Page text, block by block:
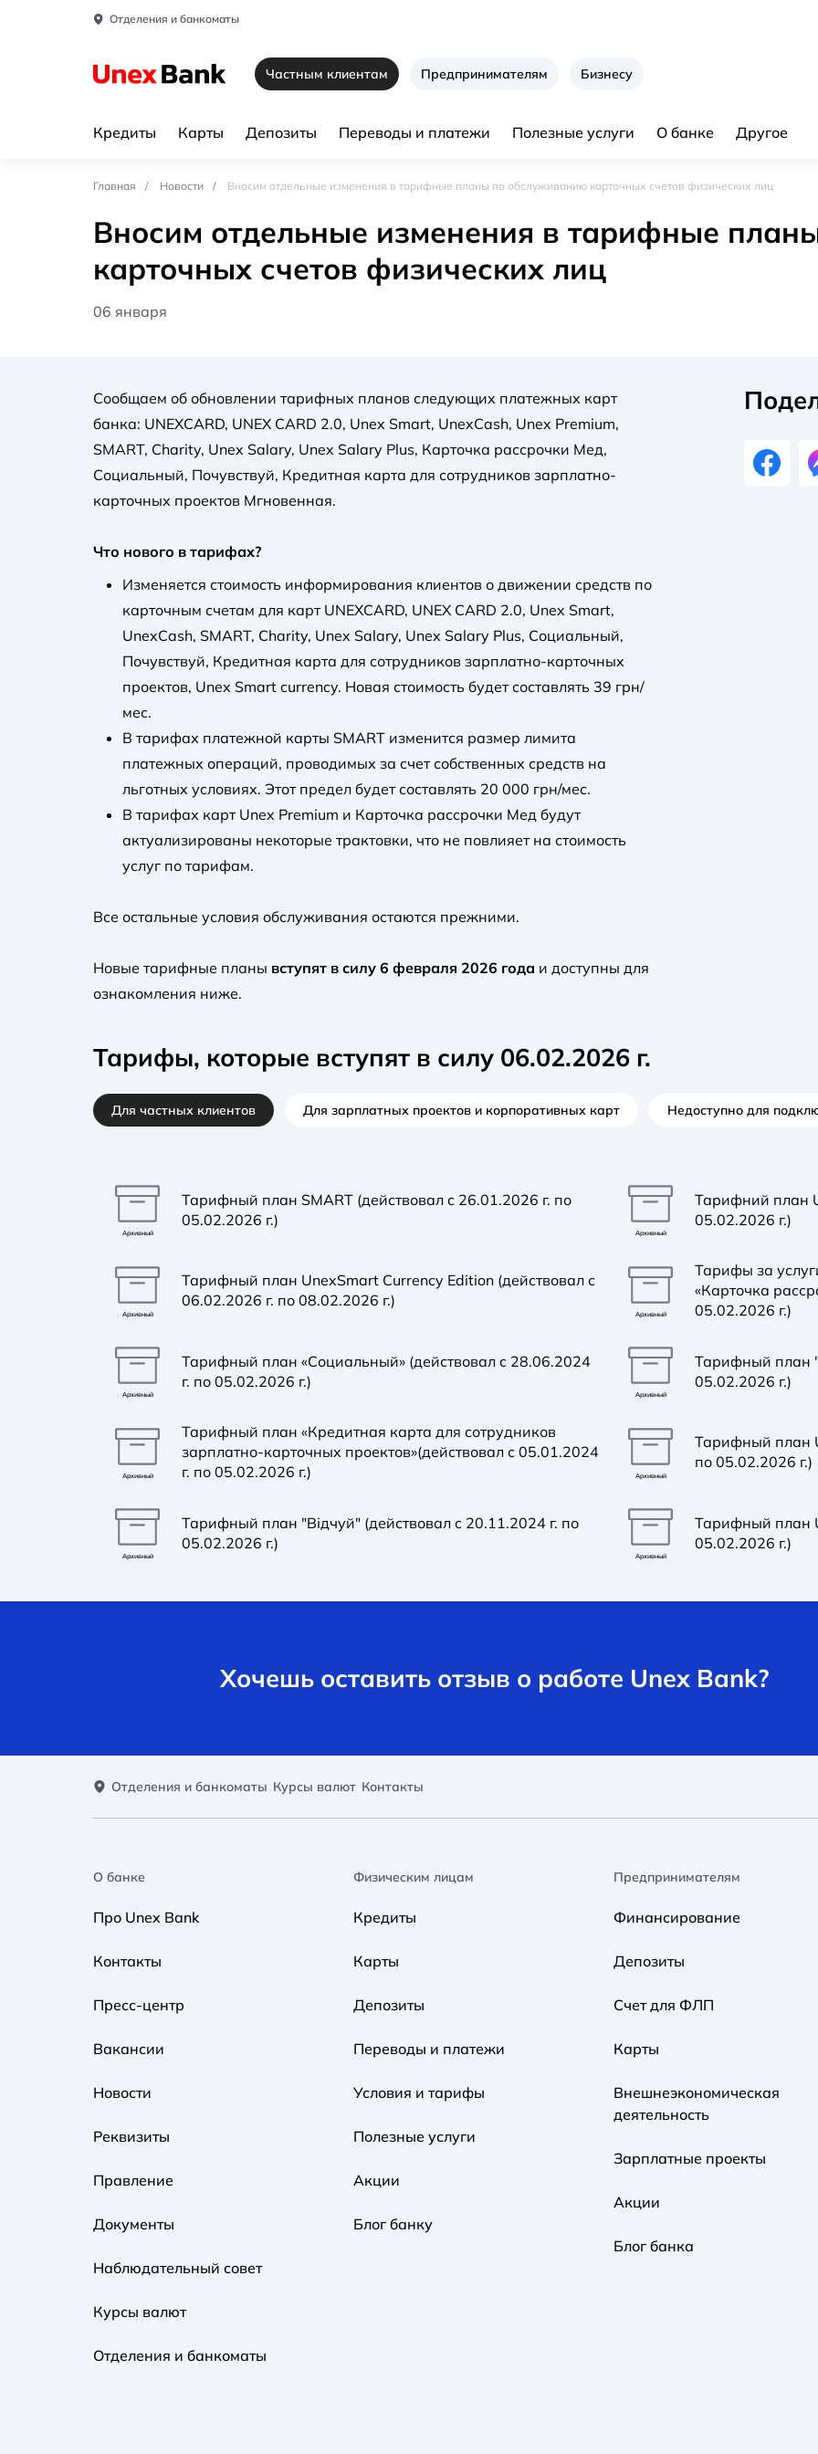
Отделения и банкоматы
Частным клиентам Предпринимателям Бизнесу
Кредиты Карты Депозиты Переводы и платежи Полезные услуги О банке Другое
Главная Новости Вносим отдельные изменения в тарифные планы по обслуживанию карточных счетов физических лиц
Вносим отдельные изменения в тарифные
карточных счетов физических лиц
06 января
Сообщаем об обновлении тарифных планов следующих платежных карт
банка: UNEXCARD, UNEX CARD 2.0, Unex Smart, UnexCash, Unex Premium,
SMART, Charity, Unex Salary, Unex Salary Plus, Карточка рассрочки Мед,
Социальный, Почувствуй, Кредитная карта для сотрудников зарплатно-
карточных проектов Мгновенная.
Что нового в тарифах?
Изменяется стоимость информирования клиентов о движении средств по
карточным счетам для карт UNEXCARD, UNEX CARD 2.0, Unex Smart,
UnexCash, SMART, Charity, Unex Salary, Unex Salary Plus, Социальный,
Почувствуй, Кредитная карта для сотрудников зарплатно-карточных
проектов, Unex Smart currency. Новая стоимость будет составлять 39 грн/
мес.
В тарифах платежной карты SMART изменится размер лимита
платежных операций, проводимых за счет собственных средств на
льготных условиях. Этот предел будет составлять 20 000 грн/мес.
В тарифах карт Unex Premium и Карточка рассрочки Мед будут
актуализированы некоторые трактовки, что не повлияет на стоимость
услуг по тарифам.
Все остальные условия обслуживания остаются прежними.
Новые тарифные планы вступят в силу 6 февраля 2026 года и доступны для
ознакомления ниже.
Тарифы, которые вступят в силу 06.02.2026 г.
Для частных клиентов Для зарплатных проектов и корпоративных карт Недоступно для
Архивный
Тарифный план SMART (действовал с 26.01.2026 г. по
05.02.2026 г.)
Архивный
Тарифний план
05.02.2026 г.)
Архивный
Тарифный план UnexSmart Currency Edition (действовал с
06.02.2026 г. по 08.02.2026 г.)
Архивный
Тарифы за
«Карточка
05.02.2026 г.)
Архивный
Тарифный план «Социальный» (действовал с 28.06.2024
г. по 05.02.2026 г.)
Архивный
Тарифный план
05.02.2026 г.)
Архивный
Тарифный план «Кредитная карта для сотрудников
зарплатно-карточных проектов»(действовал с 05.01.2024
г. по 05.02.2026 г.)
Архивный
Тарифный план
по 05.02.2026 г.)
Архивный
Тарифный план "Відчуй" (действовал с 20.11.2024 г. по
05.02.2026 г.)
Архивный
Тарифный план
05.02.2026 г.)
Хочешь оставить отзыв о работе Unex Bank?
Отделения и банкоматы Курсы валют Контакты
О банке
Про Unex Bank
Контакты
Пресс-центр
Вакансии
Новости
Реквизиты
Правление
Документы
Наблюдательный совет
Курсы валют
Отделения и банкоматы
Физическим лицам
Кредиты
Карты
Депозиты
Переводы и платежи
Условия и тарифы
Полезные услуги
Акции
Блог банку
Предпринимателям
Финансирование
Депозиты
Счет для ФЛП
Карты
Внешнеэкономическая
деятельность
Зарплатные проекты
Акции
Блог банка